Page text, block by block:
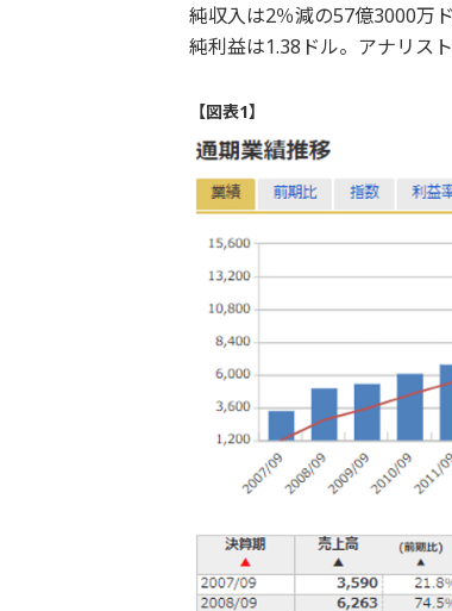
純収入は2％減の57億3000万
純利益は1.38ドル。アナリス
【図表1】